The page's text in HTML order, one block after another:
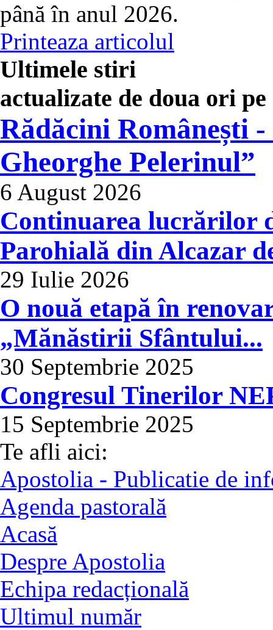
până în anul 2026.
Printeaza articolul
Ultimele stiri
actualizate de doua ori pe
Rădăcini Românești
Gheorghe Pelerinul”
6 August 2026
Continuarea lucrărilor
Parohială din Alcazar
29 Iulie 2026
O nouă etapă în
„Mănăstirii Sfântului...
30 Septembrie 2025
Congresul Tinerilor
15 Septembrie 2025
Te afli aici:
Apostolia - Publicatie de
Agenda pastorală
Acasă
Despre Apostolia
Echipa redacțională
Ultimul număr